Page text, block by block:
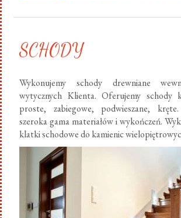
SCHODY
Wykonujemy schody drewniane
wytycznych Klienta. Oferujemy schody
proste, zabiegowe, podwieszane,
szeroka gama materiałów i wykończeń.
klatki schodowe do kamienic